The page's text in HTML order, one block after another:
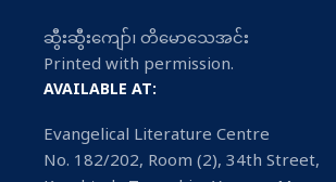
ဆွီးဆွီးကျော်၊ တိမောသေအင်း
Printed with permission.
AVAILABLE AT:
Evangelical Literature Centre
No. 182/202, Room (2), 34th Street,